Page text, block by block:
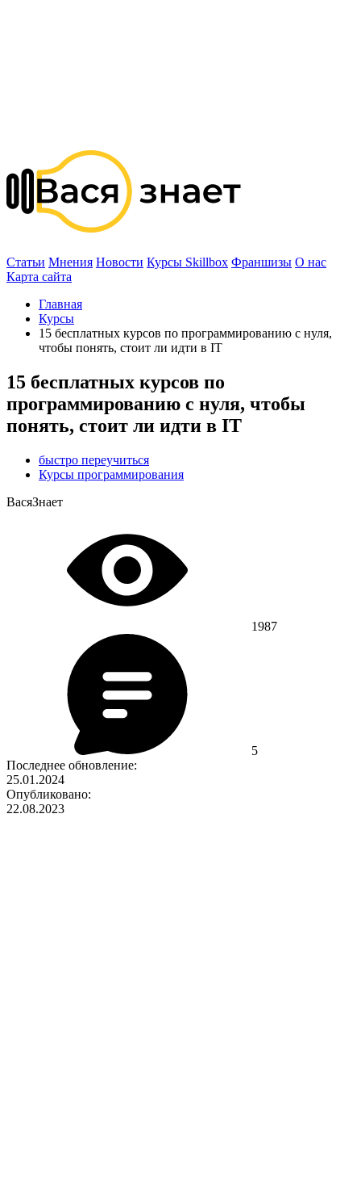
Статьи Мнения Новости Курсы Skillbox Франшизы О нас
Карта сайта
Главная
Курсы
15 бесплатных курсов по программированию с нуля,
чтобы понять, стоит ли идти в IT
15 бесплатных курсов по
программированию с нуля, чтобы
понять, стоит ли идти в IT
быстро переучиться
Курсы программирования
ВасяЗнает
1987
5
Последнее обновление:
25.01.2024
Опубликовано:
22.08.2023